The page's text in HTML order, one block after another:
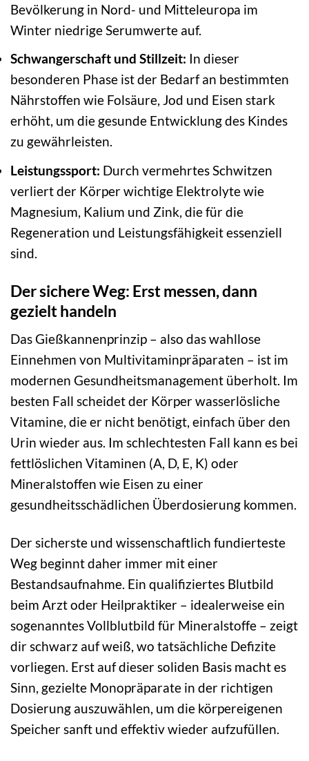
Bevölkerung in Nord- und Mitteleuropa im
Winter niedrige Serumwerte auf.
Schwangerschaft und Stillzeit: In dieser
besonderen Phase ist der Bedarf an bestimmten
Nährstoffen wie Folsäure, Jod und Eisen stark
erhöht, um die gesunde Entwicklung des Kindes
zu gewährleisten.
Leistungssport: Durch vermehrtes Schwitzen
verliert der Körper wichtige Elektrolyte wie
Magnesium, Kalium und Zink, die für die
Regeneration und Leistungsfähigkeit essenziell
sind.
Der sichere Weg: Erst messen, dann
gezielt handeln
Das Gießkannenprinzip – also das wahllose
Einnehmen von Multivitaminpräparaten – ist im
modernen Gesundheitsmanagement überholt. Im
besten Fall scheidet der Körper wasserlösliche
Vitamine, die er nicht benötigt, einfach über den
Urin wieder aus. Im schlechtesten Fall kann es bei
fettlöslichen Vitaminen (A, D, E, K) oder
Mineralstoffen wie Eisen zu einer
gesundheitsschädlichen Überdosierung kommen.
Der sicherste und wissenschaftlich fundierteste
Weg beginnt daher immer mit einer
Bestandsaufnahme. Ein qualifiziertes Blutbild
beim Arzt oder Heilpraktiker – idealerweise ein
sogenanntes Vollblutbild für Mineralstoffe – zeigt
dir schwarz auf weiß, wo tatsächliche Defizite
vorliegen. Erst auf dieser soliden Basis macht es
Sinn, gezielte Monopräparate in der richtigen
Dosierung auszuwählen, um die körpereigenen
Speicher sanft und effektiv wieder aufzufüllen.